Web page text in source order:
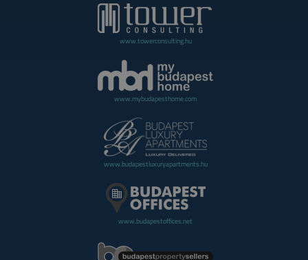
www.towerconsulting.hu
www.mybudapesthome.com
www.budapestluxuryapartments.hu
www.budapestoffices.net